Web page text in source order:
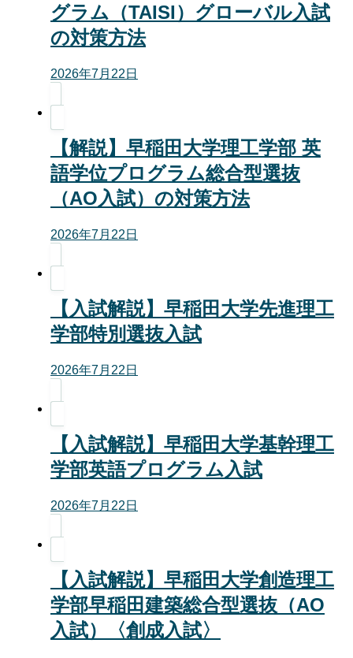
グラム（TAISI）グローバル入試
の対策方法
2026年7月22日
【解説】早稲田大学理工学部 英
語学位プログラム総合型選抜
（AO入試）の対策方法
2026年7月22日
【入試解説】早稲田大学先進理工
学部特別選抜入試
2026年7月22日
【入試解説】早稲田大学基幹理工
学部英語プログラム入試
2026年7月22日
【入試解説】早稲田大学創造理工
学部早稲田建築総合型選抜（AO
入試）〈創成入試〉